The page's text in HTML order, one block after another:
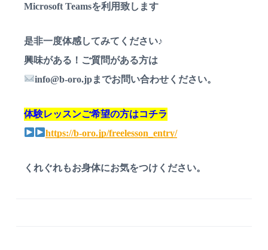
Microsoft Teamsを利用致します
是非一度体感してみてください♪
興味がある！ご質問がある方は
info@b-oro.jpまでお問い合わせください。
体験レッスンご希望の方はコチラ
https://b-oro.jp/freelesson_entry/
くれぐれもお身体にお気をつけください。